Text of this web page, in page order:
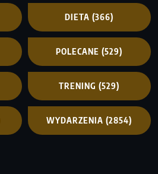
DIETA (366)
POLECANE (529)
TRENING (529)
WYDARZENIA (2854)